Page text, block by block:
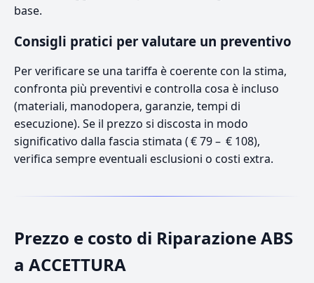
base.
Consigli pratici per valutare un preventivo
Per verificare se una tariffa è coerente con la stima,
confronta più preventivi e controlla cosa è incluso
(materiali, manodopera, garanzie, tempi di
esecuzione). Se il prezzo si discosta in modo
significativo dalla fascia stimata ( € 79 – € 108),
verifica sempre eventuali esclusioni o costi extra.
Prezzo e costo di Riparazione ABS
a ACCETTURA